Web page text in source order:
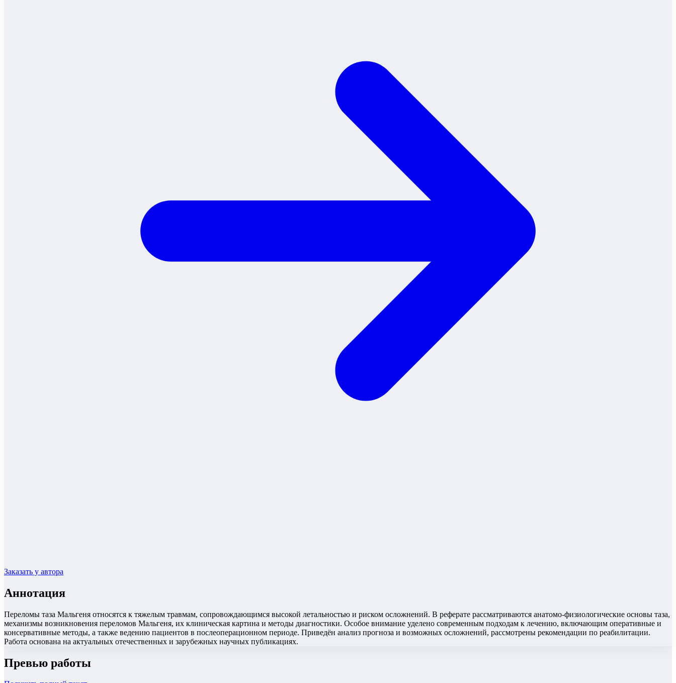
Заказать у автора
Аннотация
Переломы таза Мальгеня относятся к тяжелым травмам, сопровождающимся высокой летальностью и риском осложнений. В реферате рассматриваются анатомо-физиологические основы таза,
механизмы возникновения переломов Мальгеня, их клиническая картина и методы диагностики. Особое внимание уделено современным подходам к лечению, включающим оперативные и
консервативные методы, а также ведению пациентов в послеоперационном периоде. Приведён анализ прогноза и возможных осложнений, рассмотрены рекомендации по реабилитации.
Работа основана на актуальных отечественных и зарубежных научных публикациях.
Превью работы